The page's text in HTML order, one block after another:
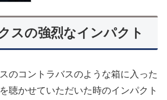
スの強烈なインパクト
のコントラバスのような箱に入った
聴かせていただいた時のインパクト